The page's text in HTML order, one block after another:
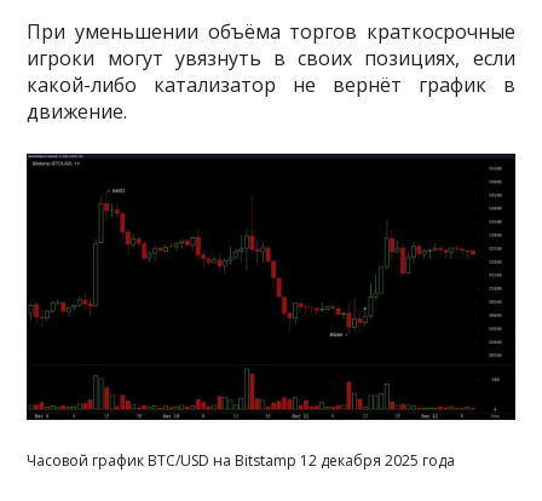
При уменьшении объёма торгов краткосрочные
игроки могут увязнуть в своих позициях, если
какой-либо катализатор не вернёт график в
движение.
Часовой график BTC/USD на Bitstamp 12 декабря 2025 года